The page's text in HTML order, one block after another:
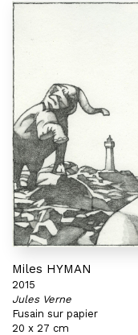
Miles HYMAN
2015
Jules Verne
Fusain sur papier
20 x 27 cm